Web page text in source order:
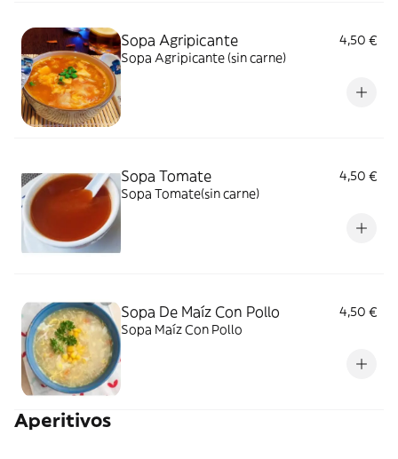
Sopa Agripicante
4,50 €
Sopa Agripicante (sin carne)
Sopa Tomate
4,50 €
Sopa Tomate(sin carne)
Sopa De Maíz Con Pollo
4,50 €
Sopa Maíz Con Pollo
Aperitivos